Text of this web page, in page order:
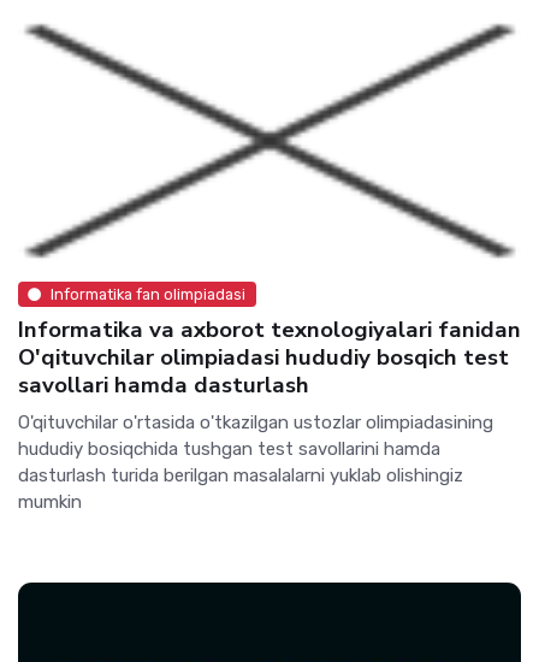
Informatika fan olimpiadasi
Informatika va axborot texnologiyalari fanidan
O'qituvchilar olimpiadasi hududiy bosqich test
savollari hamda dasturlash
O'qituvchilar o'rtasida o'tkazilgan ustozlar olimpiadasining
hududiy bosiqchida tushgan test savollarini hamda
dasturlash turida berilgan masalalarni yuklab olishingiz
mumkin